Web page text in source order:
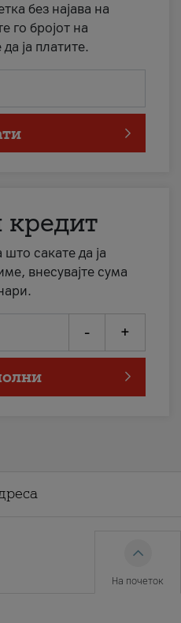
без најава на
го бројот на
ја платите.
што сакате да ја
внесувајте сума
- +
На почеток